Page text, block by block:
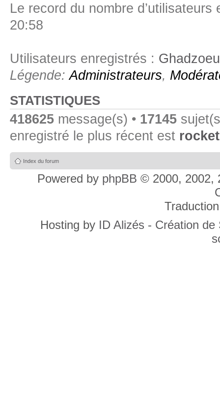
Le record du nombre
20:58
Utilisateurs enregistrés :
Légende:Administrateurs,
STATISTIQUES
418625 message(s) • 17145
enregistré le plus récent est
Index du forum
Powered by phpBB © 2000, 2002,
Hosting by ID Alizés - Création